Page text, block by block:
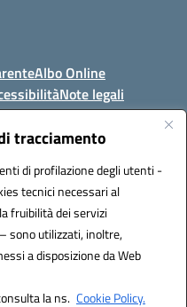
tracciamento
di profilazione degli utenti -
tecnici necessari al
fruibilità dei servizi
sono utilizzati, inoltre,
a disposizione da Web
la ns. Cookie Policy.
Albo Online
Note legali
del Greco (NA)
- Cod.Fisc. 95170530638
3D Solution S.r.l.